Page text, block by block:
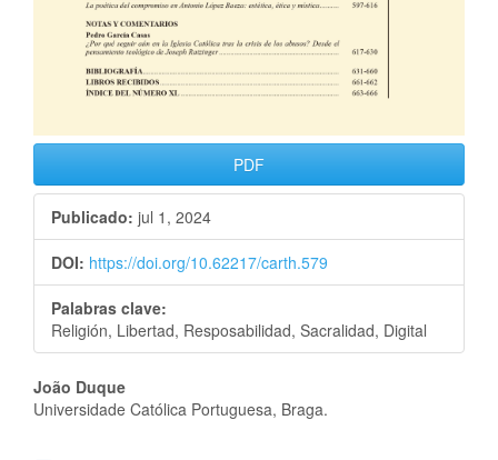
PDF
Publicado: jul 1, 2024
DOI: https://doi.org/10.62217/carth.579
Palabras clave:
Religión, Libertad, Resposabilidad, Sacralidad, Digital
João Duque
Universidade Católica Portuguesa, Braga.